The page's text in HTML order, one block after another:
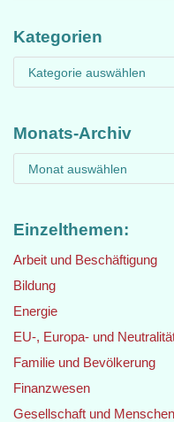
Kategorien
Monats-Archiv
Einzelthemen:
Arbeit und Beschäftigung
Bildung
Energie
EU-, Europa- und
Familie und Bevölkerung
Finanzwesen
Gesellschaft und